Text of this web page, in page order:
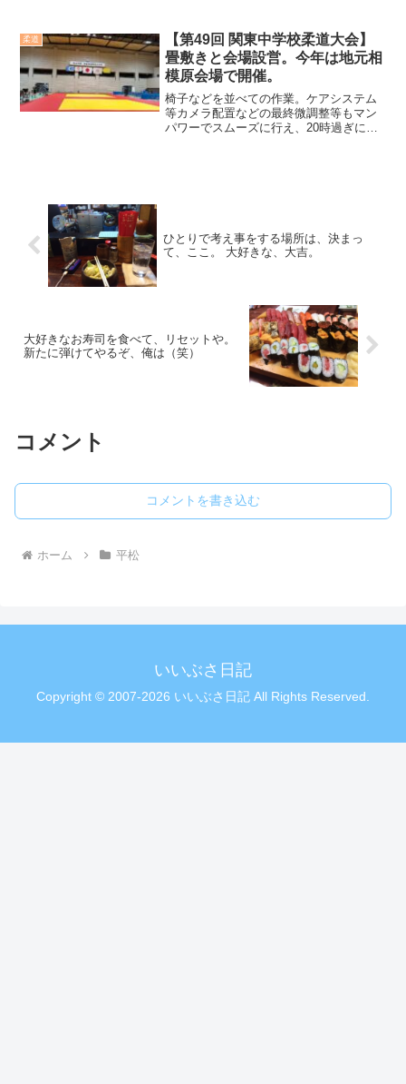
みでの調書〜つき立て調査などといった
業務のお手伝いに、です。...
柔道
【第49回 関東中学校柔道大会】
畳敷きと会場設営。今年は地元相
模原会場で開催。
椅子などを並べての作業。ケアシステム
等カメラ配置などの最終微調整等もマン
パワーでスムーズに行え、20時過ぎには
ひとりで考え事をする場所は、決まっ
て、ここ。 大好きな、大吉。
大好きなお寿司を食べて、リセットや。
新たに弾けてやるぞ、俺は（笑）
コメント
コメントを書き込む
ホーム 平松
いいぶさ日記
Copyright © 2007-2026 いいぶさ日記 All Rights Reserved.